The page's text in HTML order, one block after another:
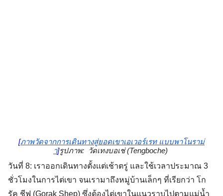
[ภาพวัดจากการเดินทางสู่ยอดเขาเอเวอร์เรท แบบพาโนราม่
า]รูปภาพ:  วัดเทงบอเช่ (Tengboche)
วันที่ 8: เราออกเดินทางตั้งเเต่เช้าตรู่ และใช้เวลาประมาณ 3
ชั่วโมงในการไต่เขา จนเรามาถึงหมู่บ้านเล็กๆ ที่เรียกว่า โก
รัค ชีฟ (Gorak Shep) ซึ่งต้องไต่เขาในแนวราบไปตามแม่น้ำ